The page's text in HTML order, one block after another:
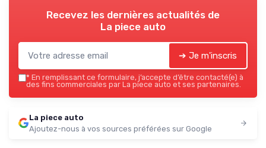
Recevez les dernières actualités de
La piece auto
➔ Je m'inscris
* En remplissant ce formulaire, j’accepte d’être contacté(e) à
des fins commerciales par La piece auto et ses partenaires.
La piece auto
Ajoutez-nous à vos sources préférées sur Google